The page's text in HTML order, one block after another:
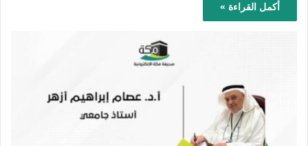
أكمل القراءة »